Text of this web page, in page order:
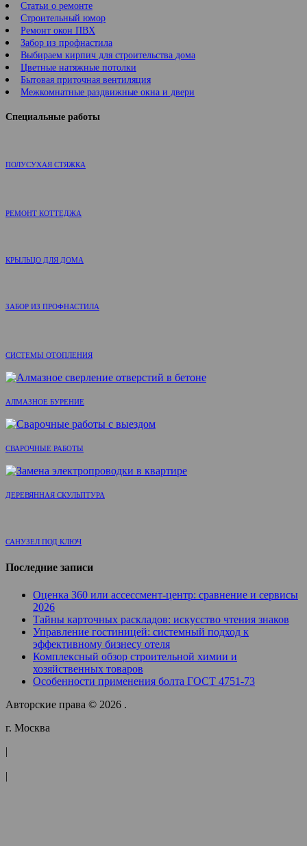
Статьи о ремонте
Строительный юмор
Ремонт окон ПВХ
Забор из профнастила
Выбираем кирпич для строительства дома
Цветные натяжные потолки
Бытовая приточная вентиляция
Межкомнатные раздвижные окна и двери
Специальные работы
ПОЛУСУХАЯ СТЯЖКА
РЕМОНТ КОТТЕДЖА
КРЫЛЬЦО ДЛЯ ДОМА
ЗАБОР ИЗ ПРОФНАСТИЛА
СИСТЕМЫ ОТОПЛЕНИЯ
АЛМАЗНОЕ БУРЕНИЕ
СВАРОЧНЫЕ РАБОТЫ
ДЕРЕВЯННАЯ СКУЛЬПТУРА
САНУЗЕЛ ПОД КЛЮЧ
Последние записи
Оценка 360 или ассессмент-центр: сравнение и сервисы
2026
Тайны карточных раскладов: искусство чтения знаков
Управление гостиницей: системный подход к
эффективному бизнесу отеля
Комплексный обзор строительной химии и
хозяйственных товаров
Особенности применения болта ГОСТ 4751-73
Авторские права © 2026 .
г. Москва
|
|